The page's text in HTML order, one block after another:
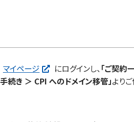
マイページ にログインし、「ご契約
続き ＞ CPI へのドメイン移管」より